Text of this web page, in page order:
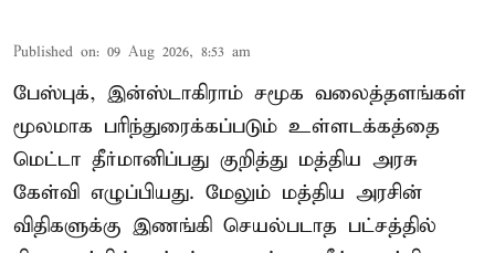
Published on: 09 Aug 2026, 8:53 am
பேஸ்புக், இன்ஸ்டாகிராம் சமூக வலைத்தளங்கள்
மூலமாக பரிந்துரைக்கப்படும் உள்ளடக்கத்தை
மெட்டா தீர்மானிப்பது குறித்து மத்திய அரசு
கேள்வி எழுப்பியது. மேலும் மத்திய அரசின்
விதிகளுக்கு இணங்கி செயல்படாத பட்சத்தில்